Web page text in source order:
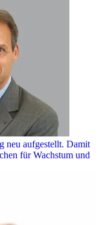
neu aufgestellt. Damit
für Wachstum und